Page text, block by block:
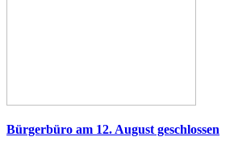
Bürgerbüro am 12. August geschlossen